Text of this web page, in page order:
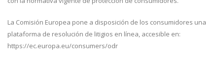
La Comisión Europea pone a disposición de los consumidores una
plataforma de resolución de litigios en línea, accesible en:
https://ec.europa.eu/consumers/odr